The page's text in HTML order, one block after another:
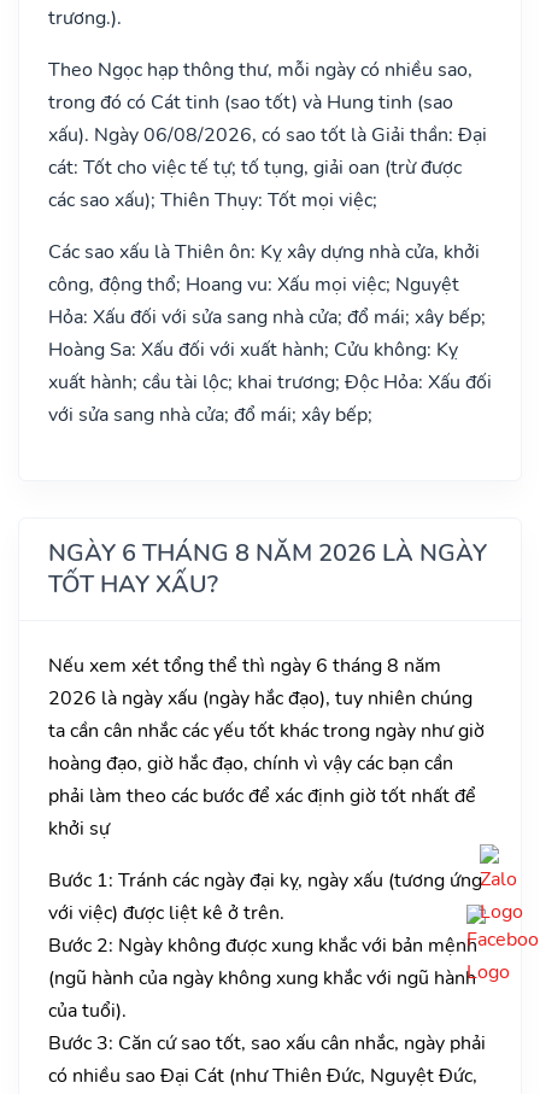
trương.).
Theo Ngọc hạp thông thư, mỗi ngày có nhiều sao,
trong đó có Cát tinh (sao tốt) và Hung tinh (sao
xấu). Ngày 06/08/2026, có sao tốt là Giải thần: Đại
cát: Tốt cho việc tế tự; tố tụng, giải oan (trừ được
các sao xấu); Thiên Thụy: Tốt mọi việc;
Các sao xấu là Thiên ôn: Kỵ xây dựng nhà cửa, khởi
công, động thổ; Hoang vu: Xấu mọi việc; Nguyệt
Hỏa: Xấu đối với sửa sang nhà cửa; đổ mái; xây bếp;
Hoàng Sa: Xấu đối với xuất hành; Cửu không: Kỵ
xuất hành; cầu tài lộc; khai trương; Độc Hỏa: Xấu đối
với sửa sang nhà cửa; đổ mái; xây bếp;
NGÀY 6 THÁNG 8 NĂM 2026 LÀ NGÀY
TỐT HAY XẤU?
Nếu xem xét tổng thể thì ngày 6 tháng 8 năm
2026 là ngày xấu (ngày hắc đạo), tuy nhiên chúng
ta cần cân nhắc các yếu tốt khác trong ngày như giờ
hoàng đạo, giờ hắc đạo, chính vì vậy các bạn cần
phải làm theo các bước để xác định giờ tốt nhất để
khởi sự
Bước 1: Tránh các ngày đại kỵ, ngày xấu (tương ứng
với việc) được liệt kê ở trên.
Bước 2: Ngày không được xung khắc với bản mệnh
(ngũ hành của ngày không xung khắc với ngũ hành
của tuổi).
Bước 3: Căn cứ sao tốt, sao xấu cân nhắc, ngày phải
có nhiều sao Đại Cát (như Thiên Đức, Nguyệt Đức,